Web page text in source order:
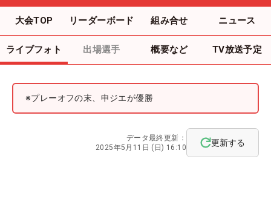
大会TOP リーダーボード 組み合せ ニュース
ライブフォト 出場選手 概要など TV放送予定
※プレーオフの末、申ジエが優勝
データ最終更新：
2025年5月11日 (日) 16:10
更新する